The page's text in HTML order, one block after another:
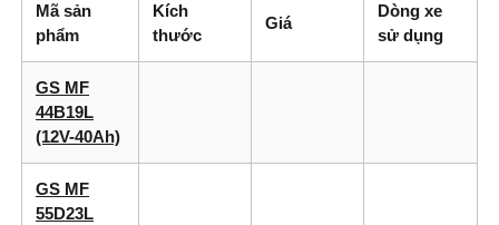
Kiểu cọc:
Cọc tiêu
Cọc tiêu
Mã sản
phẩm
Kích
thước
Giá
Dòng xe
sử dụng
GS MF
44B19L
(12V-40Ah)
GS MF
55D23L